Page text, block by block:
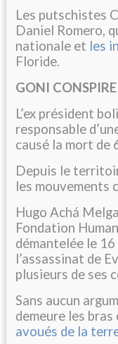
Les putschistes
Daniel Romero,
nationale et les
Floride.
GONI
L’ex président
responsable
causé la mort de
Depuis le
les mouvements
Hugo Achá
Fondation
démantelée le
l’assassinat de
plusieurs de ses
Sans aucun
demeure les
avoués de la